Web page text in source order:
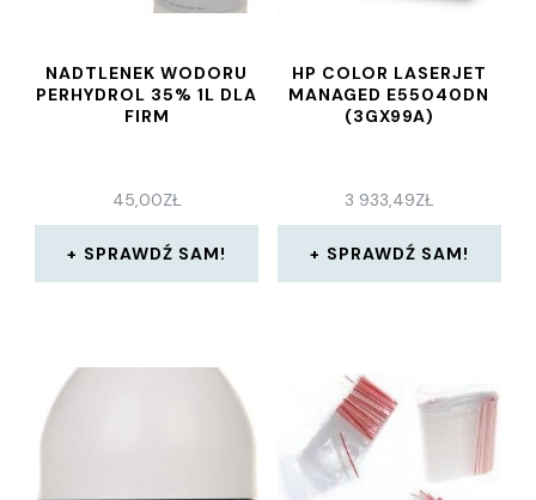
NADTLENEK WODORU
PERHYDROL 35% 1L DLA
FIRM
45,00ZŁ
SPRAWDŹ SAM!
HP COLOR LASERJET
MANAGED E55040DN
(3GX99A)
3 933,49ZŁ
SPRAWDŹ SAM!